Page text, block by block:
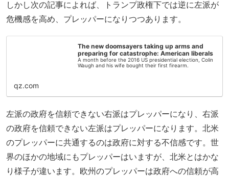
しかし次の記事によれば、トランプ政権下では逆に左派が
危機感を高め、プレッパーになりつつあります。
The new doomsayers taking up arms and
preparing for catastrophe: American liberals
A month before the 2016 US presidential election, Colin
Waugh and his wife bought their first firearm.
qz.com
左派の政府を信頼できない右派はプレッパーになり、右派
の政府を信頼できない左派はプレッパーになります。北米
のプレッパーに共通するのは政府に対する不信感です。世
界のほかの地域にもプレッパーはいますが、北米とはかな
り様子が違います。欧州のプレッパーは政府への信頼が高